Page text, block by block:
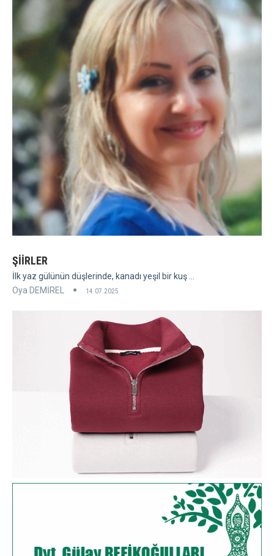
ŞİİRLER
İlk yaz gülünün düşlerinde, kanadı yeşil bir kuş ...
Oya DEMİREL
14.07.2025